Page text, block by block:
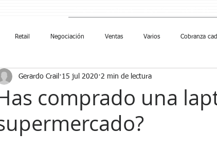
Retail Negociación Ventas Varios Cobranza
comprado una
Gerardo Crail 15 jul 2020 2 min de lectura